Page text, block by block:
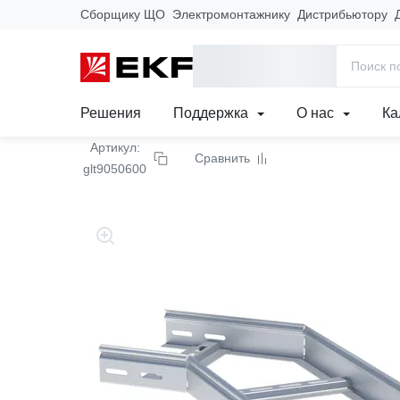
Сборщику ЩО Электромонтажнику Дистрибьютору
Решения Поддержка О нас
Главная
Угол 90 град.
Артикул:
glt9050600
Сравнить